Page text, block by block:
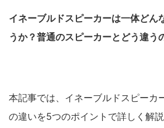
イネーブルドスピーカーは一体どん
うか？普通のスピーカーとどう違う
本記事では、イネーブルドスピーカ
の違いを5つのポイントで詳しく解